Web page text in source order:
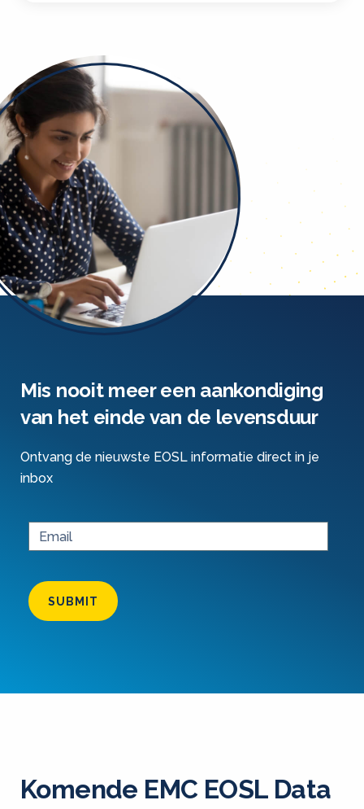
Mis nooit meer een aankondiging
van het einde van de levensduur
Ontvang de nieuwste EOSL informatie direct in je
inbox
SUBMIT
Komende EMC EOSL Data